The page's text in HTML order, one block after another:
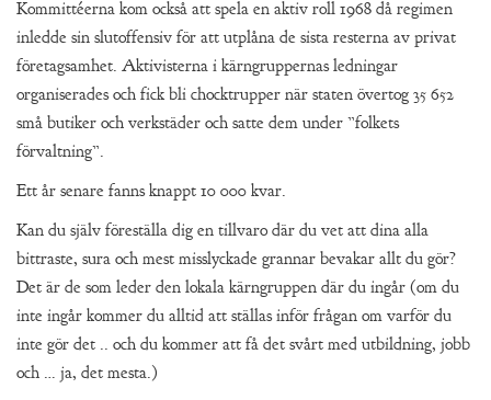
Kommittéerna kom också att spela en aktiv roll 1968 då regimen
inledde sin slutoffensiv för att utplåna de sista resterna av privat
företagsamhet. Aktivisterna i kärngruppernas ledningar
organiserades och fick bli chocktrupper när staten övertog 35 652
små butiker och verkstäder och satte dem under ”folkets
förvaltning”.
Ett år senare fanns knappt 10 000 kvar.
Kan du själv föreställa dig en tillvaro där du vet att dina alla
bittraste, sura och mest misslyckade grannar bevakar allt du gör?
Det är de som leder den lokala kärngruppen där du ingår (om du
inte ingår kommer du alltid att ställas inför frågan om varför du
inte gör det .. och du kommer att få det svårt med utbildning, jobb
och … ja, det mesta.)